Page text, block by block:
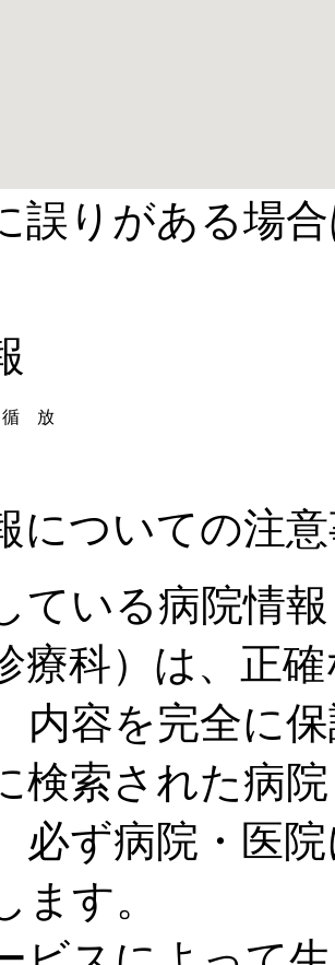
誤りがある場
放
についての注
ている病院情
療科）は、正
内容を完全に
検索された病
必ず病院・医
ます。